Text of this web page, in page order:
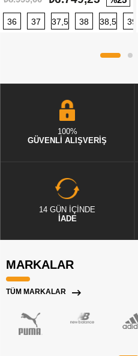
36 37 37,5 38 38,5 39
100%
GÜVENLİ ALIŞVERİŞ
14 GÜN İÇİNDE
İADE
MARKALAR
TÜM MARKALAR